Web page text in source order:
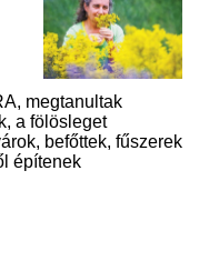
megtanultak
a fölösleget
befőttek, fűszerek
építenek